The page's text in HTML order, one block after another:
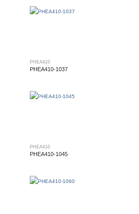
PHEA410
PHEA410-1037
PHEA410
PHEA410-1045